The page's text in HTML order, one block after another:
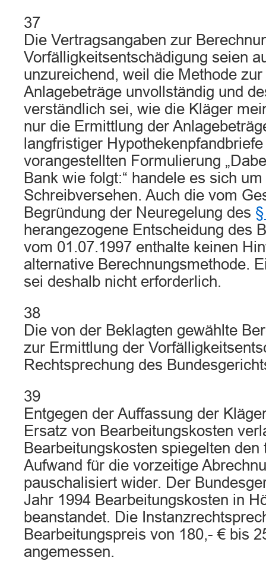
37
Die Vertragsangaben zur
Vorfälligkeitsentschädigung seien
unzureichend, weil die Methode
Anlagebeträge unvollständig und
verständlich sei, wie die Kläger
nur die Ermittlung der
langfristiger
vorangestellten Formulierung
Bank wie folgt:“ handele es sich
Schreibversehen. Auch die vom
Begründung der Neuregelung des
herangezogene Entscheidung des
vom 01.07.1997 enthalte keinen
alternative Berechnungsmethode.
sei deshalb nicht erforderlich.
38
Die von der Beklagten gewählte
zur Ermittlung der
Rechtsprechung des
39
Entgegen der Auffassung der
Ersatz von Bearbeitungskosten
Bearbeitungskosten spiegelten den
Aufwand für die vorzeitige
pauschalisiert wider. Der
Jahr 1994 Bearbeitungskosten in
beanstandet. Die
Bearbeitungspreis von 180,- € bis
angemessen.